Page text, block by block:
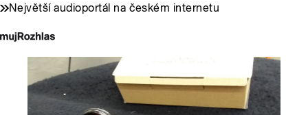
Největší audioportál na českém internetu